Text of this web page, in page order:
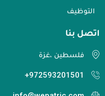
التوظيف
اتصل بنا​
فلسطين ،غزة
972593201501+